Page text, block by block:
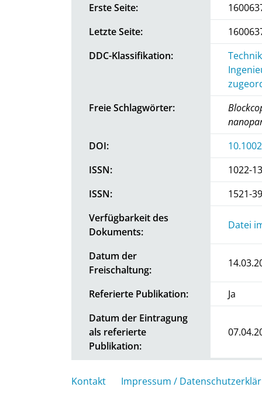
Erste Seite:
Letzte Seite:
DDC-Klassifikation:
Freie Schlagwörter:
DOI:
ISSN:
1022-
ISSN:
1521-
Verfügbarkeit des
Dokuments:
Datei
Datum der
Freischaltung:
Referierte Publikation:
Ja
Datum der Eintragung
als referierte
Publikation:
Kontakt Impressum /